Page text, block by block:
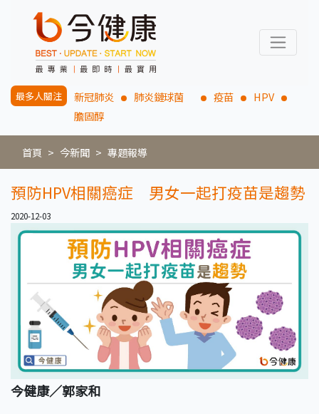
最多人關注 新冠肺炎 肺炎鏈球菌 疫苗
HPV
膽固醇
首頁 今新聞 專題報導
預防HPV相關癌症 男女一起打疫苗是趨勢
2020-12-03
今健康／郭家和